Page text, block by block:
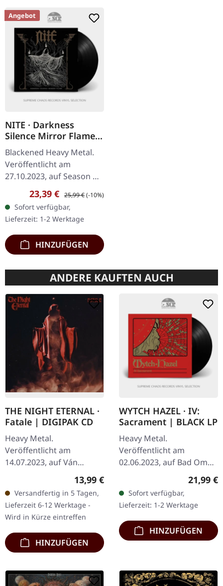
Angebot
NITE · Darkness
Silence Mirror Flame |
BLACK LP
Blackened Heavy Metal.
Veröffentlicht am
27.10.2023, auf Season Of
Mist. Schwarzes Vinyl im
Gatefold-Cover. Aus der
legendären Bay Area
stammend,…
Verkaufspreis:
23,39 € Regulärer Preis:
25,99 €(-10%)
Sofort verfügbar,
Lieferzeit: 1-2 Werktage
HINZUFÜGEN
ANDERE KAUFTEN AUCH
THE NIGHT ETERNAL ·
Fatale | DIGIPAK CD
Heavy Metal.
Veröffentlicht am
14.07.2023, auf Ván
Records. Digipak im
Slipcase. "Fatale" von The
Night Eternal ist eine
intensive Reise in die
Welt…
Regulärer Preis:
13,99 €
Versandfertig in 5 Tagen,
Lieferzeit 6-12 Werktage -
Wird in Kürze eintreffen
HINZUFÜGEN
WYTCH HAZEL · IV:
Sacrament | BLACK LP
Heavy Metal.
Veröffentlicht am
02.06.2023, auf Bad Omen
Records. Schwarzes Vinyl.
IV Sacrament von Wytch
Hazel markiert eine
überzeugende
Entwicklung…
21,99 €
Sofort verfügbar,
Lieferzeit: 1-2 Werktage
HINZUFÜGEN